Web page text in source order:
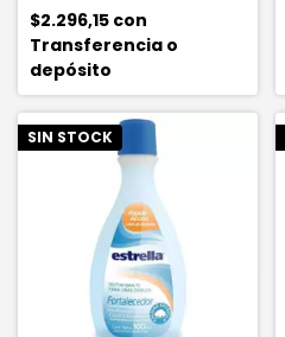
$2.296,15 con
Transferencia o
depósito
SIN STOCK